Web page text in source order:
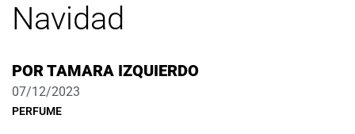
Navidad
PORTAMARA IZQUIERDO
07/12/2023
PERFUME